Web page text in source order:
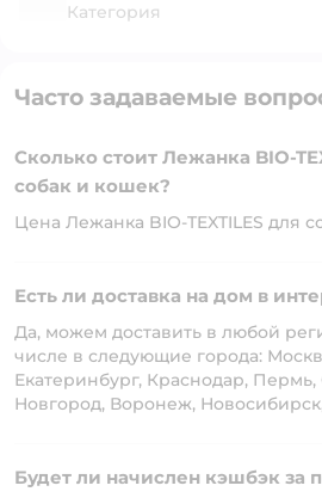
Категория
Часто задаваемые
Сколько стоит Лежанка BIO-
собак и кошек?
Цена Лежанка BIO-TEXTILES для
Есть ли доставка на дом в
Да, можем доставить в любой
числе в следующие города:
Екатеринбург, Краснодар,
Новгород, Воронеж,
Будет ли начислен кэшбэк за